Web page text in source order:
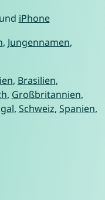
und iPhone
, Jungennamen,
, Brasilien,
, Großbritannien,
, Schweiz, Spanien,